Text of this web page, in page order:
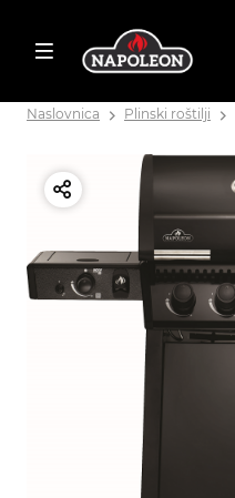
Naslovnica Plinski roštilji